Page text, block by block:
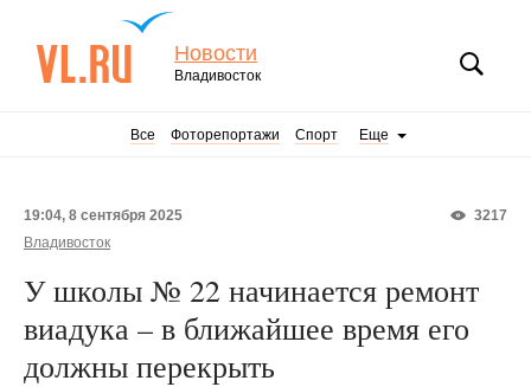
Новости
Владивосток
Все Фоторепортажи Спорт Еще
3217
19:04, 8 сентября 2025
Владивосток
У школы № 22 начинается ремонт
виадука – в ближайшее время его
должны перекрыть